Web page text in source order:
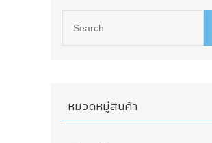
หมวดหมู่สินค้า